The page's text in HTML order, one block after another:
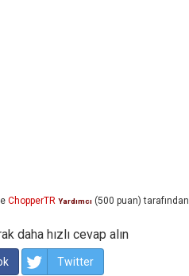
ChopperTR Yardımcı (500 puan) tarafından
daha hızlı cevap alın
Twitter